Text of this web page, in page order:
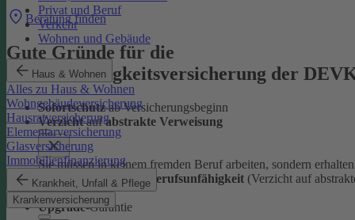
Privat und Beruf
Verkehr
Wohnen und Gebäude
Haus & Wohnen
Alles zu Haus & Wohnen
Wohngebäudeversicherung
Hausratversicherung
Elementarversicherung
Glasversicherung
Immobilienfinanzierung
Krankheit, Unfall & Pflege
Krankenversicherung
Beratung finden
Gute Gründe für die
Berufsunfähigkeitsversicherung der
Sofortschutzab Versicherungsbeginn
Verzichtaufabstrakte Verweisung
Sie müssen in keinem fremden Beruf arbeiten, sondern erhalten
volle Leistungen bei Berufsunfähigkeit (Verzicht auf
Verweisung).
Upgrade-Garantie